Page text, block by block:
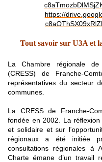
https://
Tout savoir sur U3A et
La Chambre régionale de
(CRESS) de Franche-
représentatives du secteur
communes.
La CRESS de Franche-
fondée en 2002. La réflexion
et solidaire et sur
régionaux a été initiée
consultations régionales
Charte émane d’un travail